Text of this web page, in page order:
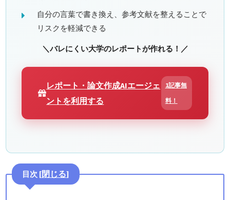
自分の言葉で書き換え、参考文献を整えることで
リスクを軽減できる
＼バレにくい大学のレポートが作れる！／
レポート・論文作成AIエージェ
ントを利用する
1記事無
料！
目次 [閉じる]